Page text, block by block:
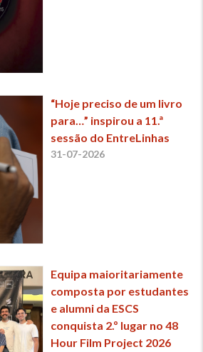
“Hoje preciso de um livro
para…” inspirou a 11.ª
sessão do EntreLinhas
31-07-2026
Equipa maioritariamente
composta por estudantes
e alumni da ESCS
conquista 2.º lugar no 48
Hour Film Project 2026